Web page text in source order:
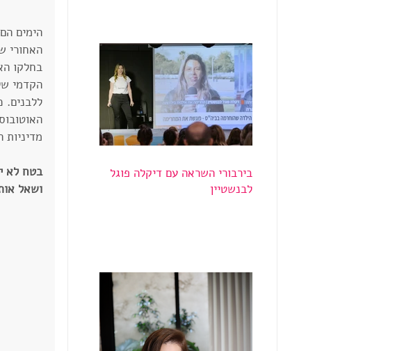
הימים
האחורי
בחלקו
הקדמי
ללבנים.
ושאל
בירבורי השראה עם דיקלה פוגל
לבנשטיין